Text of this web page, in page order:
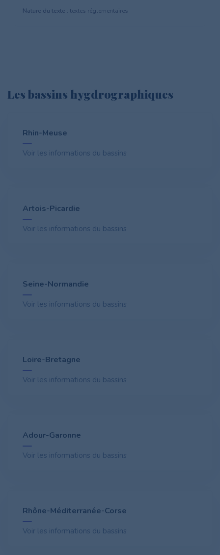
Nature du texte : textes réglementaires
Les bassins hygdrographiques
Rhin-Meuse
Voir les informations du bassins
Artois-Picardie
Voir les informations du bassins
Seine-Normandie
Voir les informations du bassins
Loire-Bretagne
Voir les informations du bassins
Adour-Garonne
Voir les informations du bassins
Rhône-Méditerranée-Corse
Voir les informations du bassins